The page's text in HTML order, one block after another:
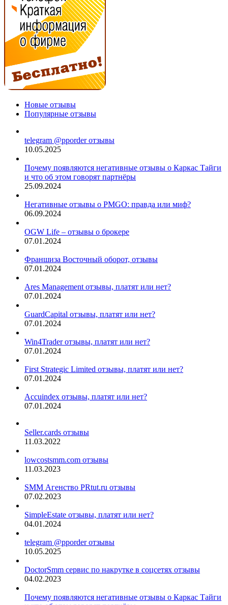
Новые отзывы
Популярные отзывы
telegram @pporder отзывы
10.05.2025
Почему появляются негативные отзывы о Каркас Тайги
и что об этом говорят партнёры
25.09.2024
Негативные отзывы о PMGO: правда или миф?
06.09.2024
OGW Life – отзывы о брокере
07.01.2024
Франшиза Восточный оборот, отзывы
07.01.2024
Ares Management отзывы, платят или нет?
07.01.2024
GuardCapital отзывы, платят или нет?
07.01.2024
Win4Trader отзывы, платят или нет?
07.01.2024
First Strategic Limited отзывы, платят или нет?
07.01.2024
Accuindex отзывы, платят или нет?
07.01.2024
Seller.cards отзывы
11.03.2022
lowcostsmm.com отзывы
11.03.2023
SMM Агенство PRtut.ru отзывы
07.02.2023
SimpleEstate отзывы, платят или нет?
04.01.2024
telegram @pporder отзывы
10.05.2025
DoctorSmm сервис по накрутке в соцсетях отзывы
04.02.2023
Почему появляются негативные отзывы о Каркас Тайги